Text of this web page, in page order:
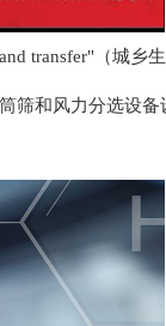
transfer"（城
和风力分选设